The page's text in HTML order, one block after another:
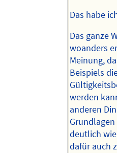
Das habe
Das ganze
woanders
Meinung,
Beispiels
werden
anderen
deutlich
dafür auch